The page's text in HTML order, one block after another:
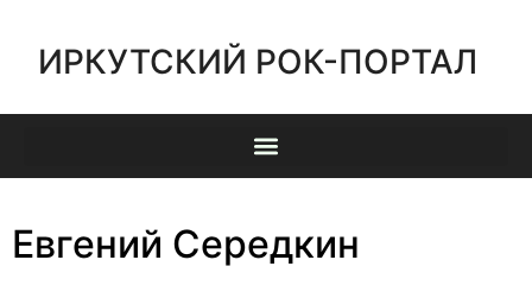
ИРКУТСКИЙ РОК-ПОРТАЛ
Евгений Середкин